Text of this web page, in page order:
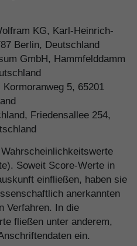
KG, Karl-Heinrich-
Berlin, Deutschland
GmbH, Hammfelddamm
Kormoranweg 5, 65201
Friedensallee 254,
Soweit Score-Werte in
einfließen, haben sie
anerkannten
Verfahren. In die
fließen unter anderem,
ein.